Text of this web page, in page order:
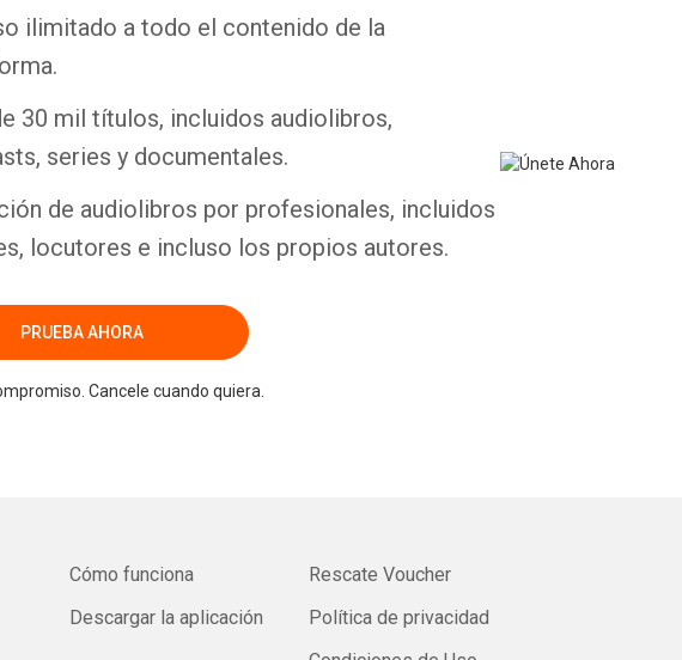
ilimitado a todo el contenido de la
30 mil títulos, incluidos audiolibros,
series y documentales.
de audiolibros por profesionales, incluidos
locutores e incluso los propios autores.
PRUEBA AHORA
Cancele cuando quiera.
Cómo funciona
Descargar la aplicación
Rescate Voucher
Política de privacidad